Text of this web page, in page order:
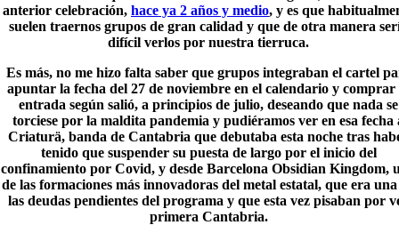
anterior celebración, hace ya 2 años y medio, y es que
suelen traernos grupos de gran calidad y que de otra manera
difícil verlos por nuestra tierruca.
Es más, no me hizo falta saber que grupos integraban el cartel
apuntar la fecha del 27 de noviembre en el calendario y comprar
entrada según salió, a principios de julio, deseando que nada se
torciese por la maldita pandemia y pudiéramos ver en esa fecha
Criaturä, banda de Cantabria que debutaba esta noche tras
tenido que suspender su puesta de largo por el inicio del
confinamiento por Covid, y desde Barcelona Obsidian Kingdom,
de las formaciones más innovadoras del metal estatal, que era
las deudas pendientes del programa y que esta vez pisaban por
primera Cantabria.